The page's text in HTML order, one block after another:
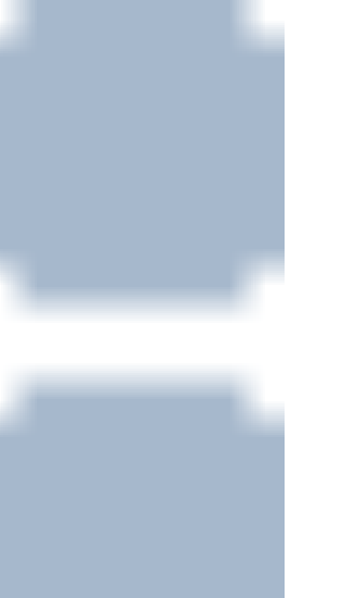
将其投入临床应用，为百姓提供